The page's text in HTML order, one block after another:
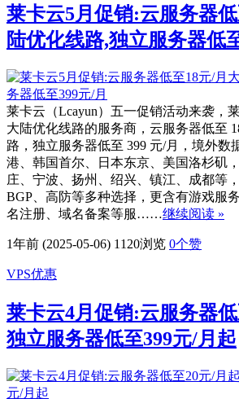
莱卡云5月促销:云服务器
陆优化线路,独立服务器低
莱卡云（Lcayun）五一促销活动来袭，
大陆优化线路的服务商，云服务器低至
路，独立服务器低至 399 元/月，境外数
港、韩国首尔、日本东京、美国洛杉矶
庄、宁波、扬州、绍兴、镇江、成都等
BGP、高防等多种选择，更含有游戏服
名注册、域名备案等服……继续阅读 »
1年前 (2025-05-06) 1120浏览 0个赞
VPS优惠
莱卡云4月促销:云服务器
独立服务器低至399元/月起